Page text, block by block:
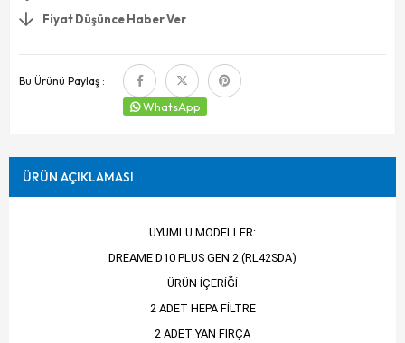
Fiyat Düşünce Haber Ver
Bu Ürünü Paylaş :
WhatsApp
ÜRÜN AÇIKLAMASI
UYUMLU MODELLER:
DREAME D10 PLUS GEN 2 (RL42SDA)
ÜRÜN İÇERİĞİ
2 ADET HEPA FİLTRE
2 ADET YAN FIRÇA